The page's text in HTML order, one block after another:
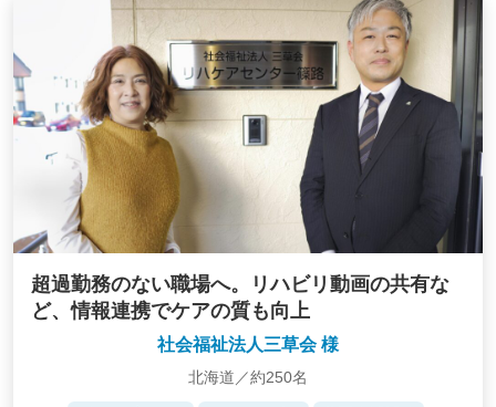
超過勤務のない職場へ。リハビリ動画の共有な
ど、情報連携でケアの質も向上
社会福祉法人三草会 様
北海道／約250名